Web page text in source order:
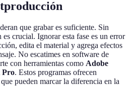
que grabar es suficiente. Sin
crucial. Ignorar esta fase es un error
edita el material y agrega efectos
No escatimes en software de
con herramientas como Adobe
Pro. Estos programas ofrecen
pueden marcar la diferencia en la